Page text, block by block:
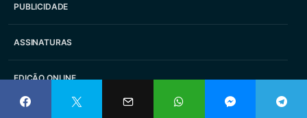
PUBLICIDADE
ASSINATURAS
EDIÇÃO ONLINE